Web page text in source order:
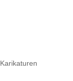
Karikaturen